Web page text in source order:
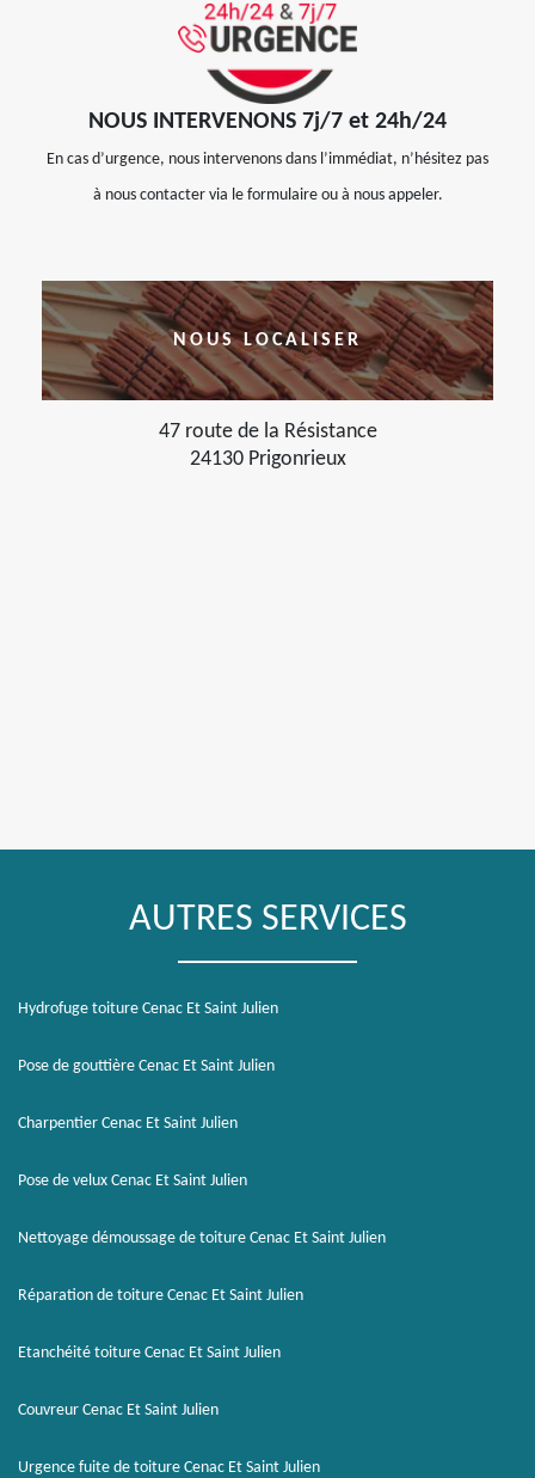
NOUS INTERVENONS 7j/7 et 24h/24
En cas d’urgence, nous intervenons dans l’immédiat, n’hésitez pas
à nous contacter via le formulaire ou à nous appeler.
NOUS LOCALISER
47 route de la Résistance
24130 Prigonrieux
AUTRES SERVICES
Hydrofuge toiture Cenac Et Saint Julien
Pose de gouttière Cenac Et Saint Julien
Charpentier Cenac Et Saint Julien
Pose de velux Cenac Et Saint Julien
Nettoyage démoussage de toiture Cenac Et Saint Julien
Réparation de toiture Cenac Et Saint Julien
Etanchéité toiture Cenac Et Saint Julien
Couvreur Cenac Et Saint Julien
Urgence fuite de toiture Cenac Et Saint Julien